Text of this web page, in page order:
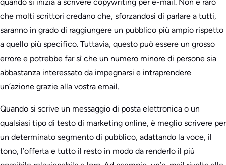
che molti scrittori credano che, sforzandosi di parlare a tutti,
saranno in grado di raggiungere un pubblico più ampio rispetto
a quello più specifico. Tuttavia, questo può essere un grosso
errore e potrebbe far sì che un numero minore di persone sia
abbastanza interessato da impegnarsi e intraprendere
un’azione grazie alla vostra email.
Quando si scrive un messaggio di posta elettronica o un
qualsiasi tipo di testo di marketing online, è meglio scrivere per
un determinato segmento di pubblico, adattando la voce, il
tono, l’offerta e tutto il resto in modo da renderlo il più